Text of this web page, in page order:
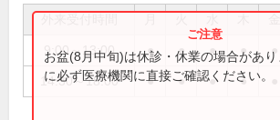
9:00～13:00 ● ● ● ● ●
14:30～18:00 ● ● ● ●
お盆(8月中旬)は休診・休業の場合があ
に必ず医療機関に直接ご確認ください。